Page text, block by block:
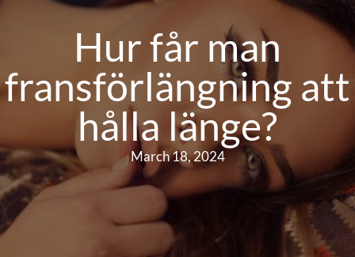
Hur får man
fransförlängning att
hålla länge?
March 18, 2024